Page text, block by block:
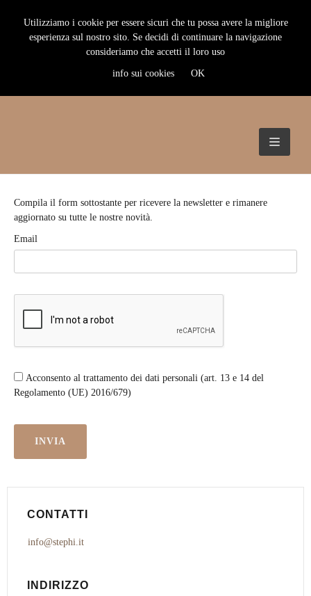
Compila il form sottostante per ricevere la newsletter e rimanere
aggiornato su tutte le nostre novità.
Email
Acconsento al trattamento dei dati personali (art. 13 e 14 del
Regolamento (UE) 2016/679)
CONTATTI
info@stephi.it
INDIRIZZO
Utilizziamo i cookie per essere sicuri che tu possa avere la migliore
esperienza sul nostro sito. Se decidi di continuare la navigazione
consideriamo che accetti il loro uso
info sui cookies OK